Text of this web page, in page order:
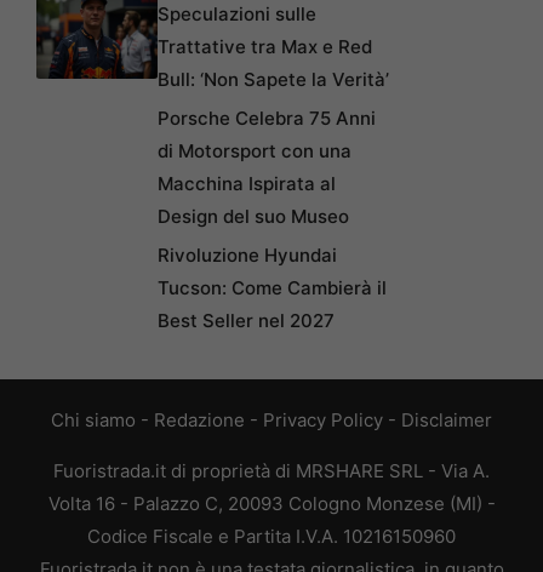
Speculazioni sulle
Trattative tra Max e Red
Bull: ‘Non Sapete la Verità’
Porsche Celebra 75 Anni
di Motorsport con una
Macchina Ispirata al
Design del suo Museo
Rivoluzione Hyundai
Tucson: Come Cambierà il
Best Seller nel 2027
Chi siamo - Redazione - Privacy Policy - Disclaimer
Fuoristrada.it di proprietà di MRSHARE SRL - Via A.
Volta 16 - Palazzo C, 20093 Cologno Monzese (MI) -
Codice Fiscale e Partita I.V.A. 10216150960